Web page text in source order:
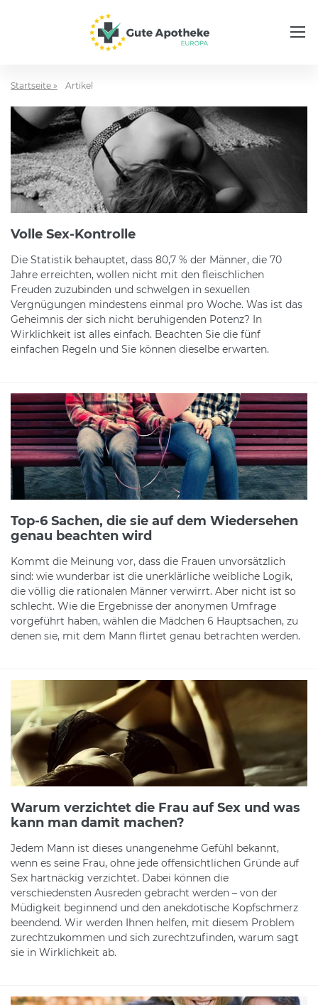
Startseite » Artikel
Volle Sex-Kontrolle
Die Statistik behauptet, dass 80,7 % der Männer, die 70
Jahre erreichten, wollen nicht mit den fleischlichen
Freuden zuzubinden und schwelgen in sexuellen
Vergnügungen mindestens einmal pro Woche. Was ist das
Geheimnis der sich nicht beruhigenden Potenz? In
Wirklichkeit ist alles einfach. Beachten Sie die fünf
einfachen Regeln und Sie können dieselbe erwarten.
Top-6 Sachen, die sie auf dem Wiedersehen
genau beachten wird
Kommt die Meinung vor, dass die Frauen unvorsätzlich
sind: wie wunderbar ist die unerklärliche weibliche Logik,
die völlig die rationalen Männer verwirrt. Aber nicht ist so
schlecht. Wie die Ergebnisse der anonymen Umfrage
vorgeführt haben, wählen die Mädchen 6 Hauptsachen, zu
denen sie, mit dem Mann flirtet genau betrachten werden.
Warum verzichtet die Frau auf Sex und was
kann man damit machen?
Jedem Mann ist dieses unangenehme Gefühl bekannt,
wenn es seine Frau, ohne jede offensichtlichen Gründe auf
Sex hartnäckig verzichtet. Dabei können die
verschiedensten Ausreden gebracht werden – von der
Müdigkeit beginnend und den anekdotische Kopfschmerz
beendend. Wir werden Ihnen helfen, mit diesem Problem
zurechtzukommen und sich zurechtzufinden, warum sagt
sie in Wirklichkeit ab.